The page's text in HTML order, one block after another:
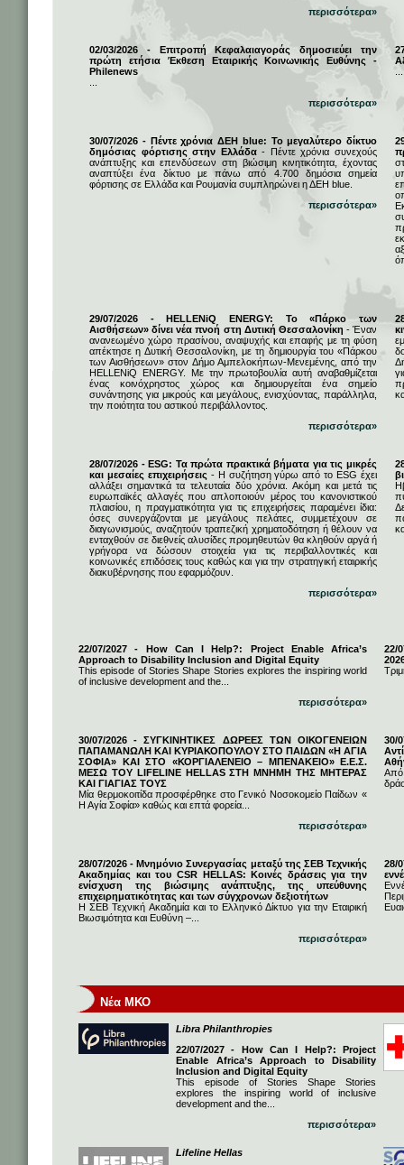
περισσότερα»
02/03/2026 - Επιτροπή Κεφαλαιαγοράς δημοσιεύει την
πρώτη ετήσια Έκθεση Εταιρικής Κοινωνικής Ευθύνης -
Philenews
περισσότερα»
30/07/2026 - Πέντε χρόνια ΔΕΗ blue: Το μεγαλύτερο δίκτυο
δημόσιας φόρτισης στην Ελλάδα- Πέντε χρόνια συνεχούς
ανάπτυξης και επενδύσεων στη βιώσιμη κινητικότητα, έχοντας
αναπτύξει ένα δίκτυο με πάνω από 4.700 δημόσια σημεία
φόρτισης σε Ελλάδα και Ρουμανία συμπληρώνει η ΔΕΗ blue.
περισσότερα»
29/07/2026 - HELLENiQ ENERGY: Το «Πάρκο των
Αισθήσεων» δίνει νέα πνοή στη Δυτική Θεσσαλονίκη - Έναν
ανανεωμένο χώρο πρασίνου, αναψυχής και επαφής με τη φύση
απέκτησε η Δυτική Θεσσαλονίκη, με τη δημιουργία του «Πάρκου
των Αισθήσεων» στον Δήμο Αμπελοκήπων-Μενεμένης, από την
HELLENiQ ENERGY. Με την πρωτοβουλία αυτή αναβαθμίζεται
ένας κοινόχρηστος χώρος και δημιουργείται ένα σημείο
συνάντησης για μικρούς και μεγάλους, ενισχύοντας, παράλληλα,
την ποιότητα του αστικού περιβάλλοντος.
περισσότερα»
28/07/2026 - ESG: Τα πρώτα πρακτικά βήματα για τις μικρές
και μεσαίες επιχειρήσεις - Η συζήτηση γύρω από το ESG έχει
αλλάξει σημαντικά τα τελευταία δύο χρόνια. Ακόμη και μετά τις
ευρωπαϊκές αλλαγές που απλοποιούν μέρος του κανονιστικού
πλαισίου, η πραγματικότητα για τις επιχειρήσεις παραμένει ίδια:
όσες συνεργάζονται με μεγάλους πελάτες, συμμετέχουν σε
διαγωνισμούς, αναζητούν τραπεζική χρηματοδότηση ή θέλουν να
ενταχθούν σε διεθνείς αλυσίδες προμηθευτών θα κληθούν αργά ή
γρήγορα να δώσουν στοιχεία για τις περιβαλλοντικές και
κοινωνικές επιδόσεις τους καθώς και για την στρατηγική εταιρικής
διακυβέρνησης που εφαρμόζουν.
περισσότερα»
22/07/2027 - How Can I Help?: Project Enable Africa’s
Approach to Disability Inclusion and Digital Equity
This episode of Stories Shape Stories explores the inspiring world
of inclusive development and the...
περισσότερα»
22/
30/07/2026 - ΣΥΓΚΙΝΗΤΙΚΕΣ ΔΩΡΕΕΣ ΤΩΝ ΟΙΚΟΓΕΝΕΙΩΝ
ΠΑΠΑΜΑΝΩΛΗ ΚΑΙ ΚΥΡΙΑΚΟΠΟΥΛΟΥ ΣΤΟ ΠΑΙΔΩΝ «Η ΑΓΙΑ
ΣΟΦΙΑ» ΚΑΙ ΣΤΟ «ΚΟΡΓΙΑΛΕΝΕΙΟ – ΜΠΕΝΑΚΕΙΟ» Ε.Ε.Σ.
ΜΕΣΩ ΤΟΥ LIFELINE HELLAS ΣΤΗ ΜΝΗΜΗ ΤΗΣ ΜΗΤΕΡΑΣ
ΚΑΙ ΓΙΑΓΙΑΣ ΤΟΥΣ
Μία θερμοκοιτίδα προσφέρθηκε στο Γενικό Νοσοκομείο Παίδων «
Η Αγία Σοφία» καθώς και επτά φορεία...
περισσότερα»
30/
Από
28/07/2026 - Μνημόνιο Συνεργασίας μεταξύ της ΣΕΒ Τεχνικής
Ακαδημίας και του CSR HELLAS: Κοινές δράσεις για την
ενίσχυση της βιώσιμης ανάπτυξης, της υπεύθυνης
επιχειρηματικότητας και των σύγχρονων δεξιοτήτων
Η ΣΕΒ Τεχνική Ακαδημία και το Ελληνικό Δίκτυο για την Εταιρική
Βιωσιμότητα και Ευθύνη –...
περισσότερα»
28/
Νέα ΜΚΟ
Libra Philanthropies
22/07/2027 - How Can I Help?: Project
Enable Africa’s Approach to Disability
Inclusion and Digital Equity
This episode of Stories Shape Stories
explores the inspiring world of inclusive
development and the...
περισσότερα»
Lifeline Hellas